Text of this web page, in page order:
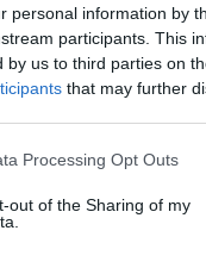
personal information by
participants. This
by us to third parties on
that may further
website/app uses one
visit or usage behaviour.
to Google and its
below specified purposes
Processing Opt Outs
out of the Sharing of my
sociale
2026